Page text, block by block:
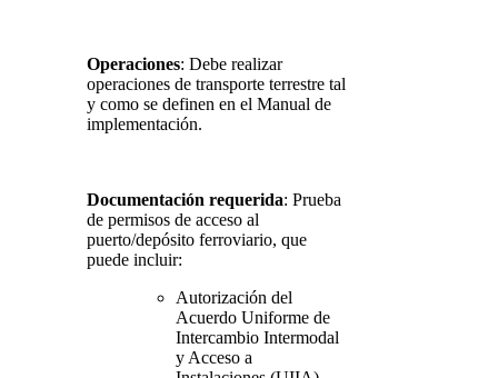
Operaciones: Debe realizar
operaciones de transporte terrestre tal
y como se definen en el Manual de
implementación.
Documentación requerida: Prueba
de permisos de acceso al
puerto/depósito ferroviario, que
puede incluir:
Autorización del
Acuerdo Uniforme de
Intercambio Intermodal
y Acceso a